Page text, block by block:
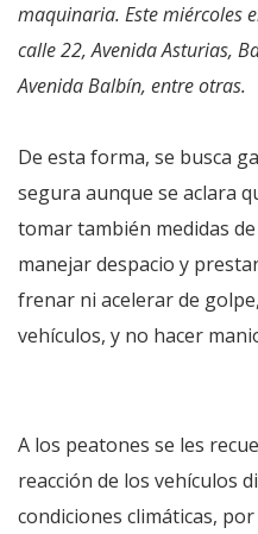
maquinaria. Este miércoles
calle 22, Avenida Asturias,
Avenida Balbín, entre otras.
De esta forma, se busca
segura aunque se aclara
tomar también medidas
manejar despacio y
frenar ni acelerar de
vehículos, y no hacer
A los peatones se les
reacción de los vehículos
condiciones climáticas,